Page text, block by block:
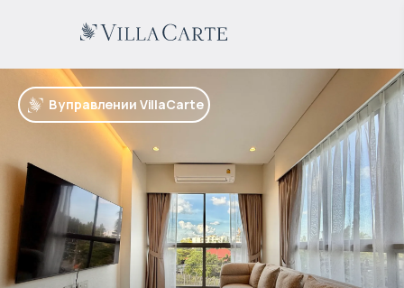
В управлении VillaCarte